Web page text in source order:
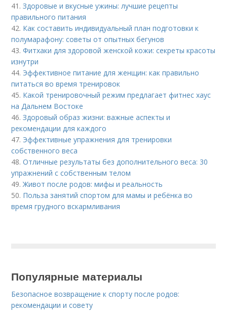
41.Здоровые и вкусные ужины: лучшие рецепты
правильного питания
42. Как составить индивидуальный план подготовки к
полумарафону: советы от опытных бегунов
43.Фитхаки для здоровой женской кожи: секреты красоты
изнутри
44. Эффективное питание для женщин: как правильно
питаться во время тренировок
45. Какой тренировочный режим предлагает фитнес хаус
на Дальнем Востоке
46.Здоровый образ жизни: важные аспекты и
рекомендации для каждого
47. Эффективные упражнения для тренировки
собственного веса
48.Отличные результаты без дополнительного веса: 30
упражнений с собственным телом
49.Живот после родов: мифы и реальность
50. Польза занятий спортом для мамы и ребёнка во
время грудного вскармливания
Популярные материалы
Безопасное возвращение к спорту после родов:
рекомендации и совету